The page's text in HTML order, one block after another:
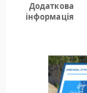
Додаткова
інформація